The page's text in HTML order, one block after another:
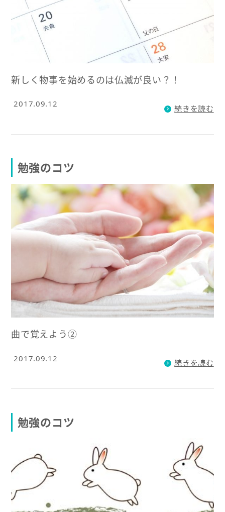
新しく物事を始めるのは仏滅が良い？！
2017.09.12 続きを読む
勉強のコツ
曲で覚えよう②
2017.09.12 続きを読む
勉強のコツ